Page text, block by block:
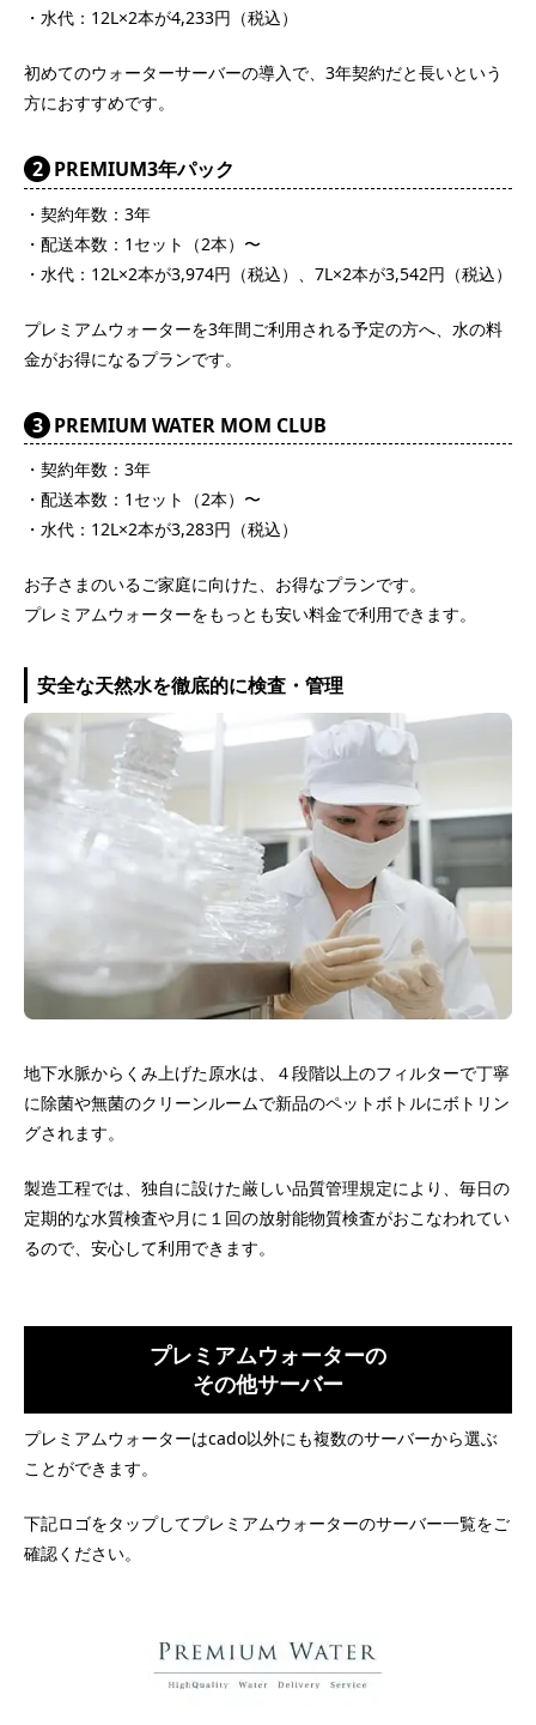
・水代：12L×2本が4,233円（税込）
初めてのウォーターサーバーの導入で、3年契約だと長いという
方におすすめです。
2 PREMIUM3年パック
・契約年数：3年
・配送本数：1セット（2本）〜
・水代：12L×2本が3,974円（税込）、7L×2本が3,542円（税込）
プレミアムウォーターを3年間ご利用される予定の方へ、水の料
金がお得になるプランです。
3 PREMIUM WATER MOM CLUB
・契約年数：3年
・配送本数：1セット（2本）〜
・水代：12L×2本が3,283円（税込）
お子さまのいるご家庭に向けた、お得なプランです。
プレミアムウォーターをもっとも安い料金で利用できます。
安全な天然水を徹底的に検査・管理
地下水脈からくみ上げた原水は、４段階以上のフィルターで丁寧
に除菌や無菌のクリーンルームで新品のペットボトルにボトリン
グされます。
製造工程では、独自に設けた厳しい品質管理規定により、毎日の
定期的な水質検査や月に１回の放射能物質検査がおこなわれてい
るので、安心して利用できます。
プレミアムウォーターの
その他サーバー
プレミアムウォーターはcado以外にも複数のサーバーから選ぶ
ことができます。
下記ロゴをタップしてプレミアムウォーターのサーバー一覧をご
確認ください。